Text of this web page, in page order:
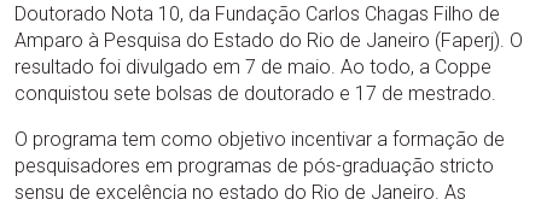
Doutorado Nota 10, da Fundação Carlos Chagas Filho de
Amparo à Pesquisa do Estado do Rio de Janeiro (Faperj). O
resultado foi divulgado em 7 de maio. Ao todo, a Coppe
conquistou sete bolsas de doutorado e 17 de mestrado.
O programa tem como objetivo incentivar a formação de
pesquisadores em programas de pós-graduação stricto
sensu de excelência no estado do Rio de Janeiro. As